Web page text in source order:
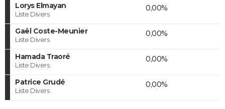
Lorys Elmayan
Liste Divers
0,00%
Gaël Coste-Meunier
Liste Divers
0,00%
Hamada Traoré
Liste Divers
0,00%
Patrice Grudé
Liste Divers
0,00%